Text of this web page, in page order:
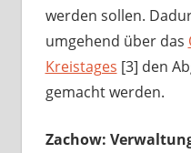
werden sollen.
umgehend über das
Kreistages [3] den
gemacht werden.
Zachow: